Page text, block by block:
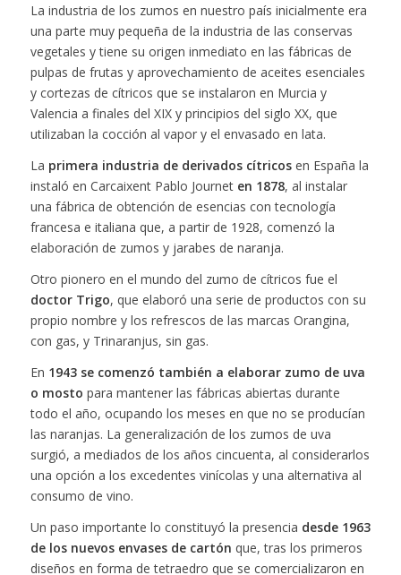
La industria de los zumos en nuestro país inicialmente era
una parte muy pequeña de la industria de las conservas
vegetales y tiene su origen inmediato en las fábricas de
pulpas de frutas y aprovechamiento de aceites esenciales
y cortezas de cítricos que se instalaron en Murcia y
Valencia a finales del XIX y principios del siglo XX, que
utilizaban la cocción al vapor y el envasado en lata.
La primera industria de derivados cítricosen España la
instaló en Carcaixent Pablo Journet en 1878, al instalar
una fábrica de obtención de esencias con tecnología
francesa e italiana que, a partir de 1928, comenzó la
elaboración de zumos y jarabes de naranja.
Otro pionero en el mundo del zumo de cítricos fue el
doctor Trigo, que elaboró una serie de productos con su
propio nombre y los refrescos de las marcas Orangina,
con gas, y Trinaranjus, sin gas.
En 1943 se comenzó también a elaborar zumo de uva
o mosto para mantener las fábricas abiertas durante
todo el año, ocupando los meses en que no se producían
las naranjas. La generalización de los zumos de uva
surgió, a mediados de los años cincuenta, al considerarlos
una opción a los excedentes vinícolas y una alternativa al
consumo de vino.
Un paso importante lo constituyó la presencia desde 1963
de los nuevos envases de cartón que, tras los primeros
diseños en forma de tetraedro que se comercializaron en